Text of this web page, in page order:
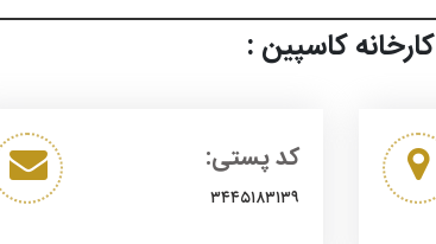
کارخانه کاسپین :
کد پستی:
۳۴۴۵۱۸۳۱۳۹